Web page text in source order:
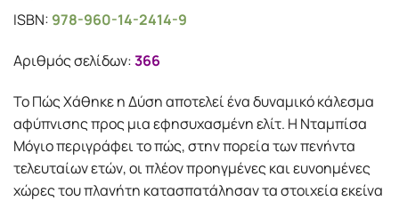
ISBN: 978-960-14-2414-9
Αριθμός σελίδων:366
Το Πώς Χάθηκε η Δύση αποτελεί ένα δυναμικό κάλεσμα
αφύπνισης προς μια εφησυχασμένη ελίτ. Η Νταμπίσα
Μόγιο περιγράφει το πώς, στην πορεία των πενήντα
τελευταίων ετών, οι πλέον προηγμένες και ευνοημένες
χώρες του πλανήτη κατασπατάλησαν τα στοιχεία εκείνα